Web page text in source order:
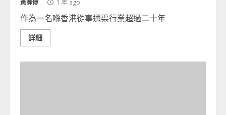
黃師傅 1 年 ago
作為一名喺香港從事通渠行業超過二十年
詳細